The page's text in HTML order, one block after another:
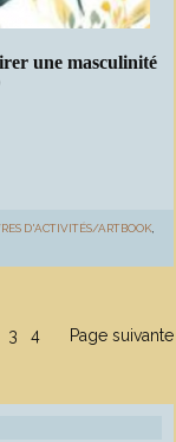
une masculinité
D'ACTIVITÉS/ARTBOOK
3 4 Page suivante